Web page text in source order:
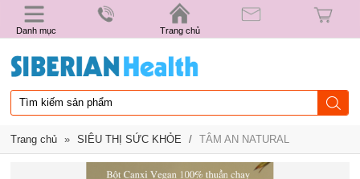
Danh mục Trang chủ
Trang chủ » SIÊU THỊ SỨC KHỎE / TÂM AN NATURAL